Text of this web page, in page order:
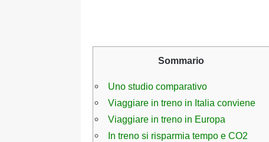
Sommario
Uno studio comparativo
Viaggiare in treno in Italia conviene
Viaggiare in treno in Europa
In treno si risparmia tempo e CO2